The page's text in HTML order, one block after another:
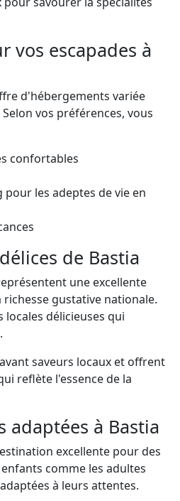
vos escapades à
d'hébergements variée
vos préférences, vous
confortables
pour les adeptes de vie en
de Bastia
une excellente
gustative nationale.
délicieuses qui
saveurs locaux et offrent
reflète l'essence de la
adaptées à Bastia
excellente pour des
comme les adultes
à leurs attentes.